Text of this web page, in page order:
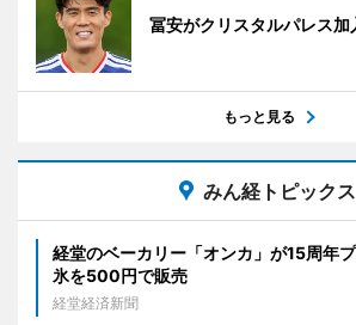
冨安がクリスタルパレス加
もっと見る
みん経トピックス
経堂のベーカリー「オンカ」が15周年
氷を500円で販売
経堂経済新聞